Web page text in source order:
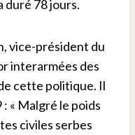
duré 78 jours.
vice-président du
interarmées des
cette politique. Il
« Malgré le poids
civiles serbes